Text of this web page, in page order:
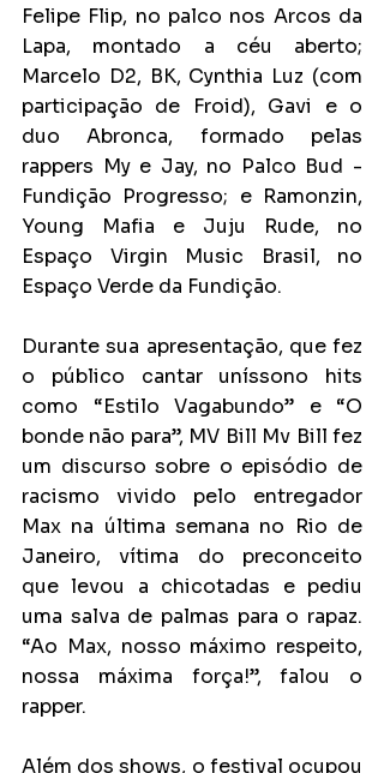
Felipe Flip, no palco nos Arcos da
Lapa, montado a céu aberto;
Marcelo D2, BK, Cynthia Luz (com
participação de Froid), Gavi e o
duo Abronca, formado pelas
rappers My e Jay, no Palco Bud -
Fundição Progresso; e Ramonzin,
Young Mafia e Juju Rude, no
Espaço Virgin Music Brasil, no
Espaço Verde da Fundição.
Durante sua apresentação, que fez
o público cantar uníssono hits
como “Estilo Vagabundo” e “O
bonde não para”, MV Bill Mv Bill fez
um discurso sobre o episódio de
racismo vivido pelo entregador
Max na última semana no Rio de
Janeiro, vítima do preconceito
que levou a chicotadas e pediu
uma salva de palmas para o rapaz.
“Ao Max, nosso máximo respeito,
nossa máxima força!”, falou o
rapper.
Além dos shows, o festival ocupou